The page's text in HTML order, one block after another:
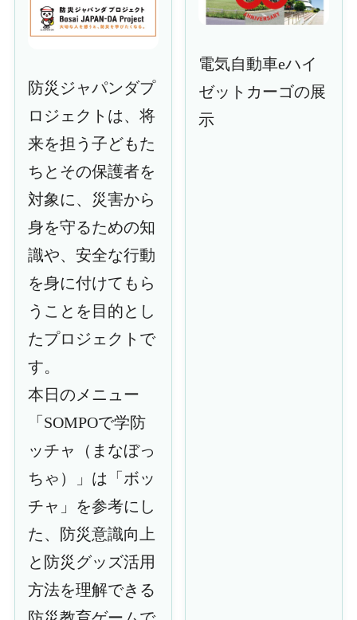
防災ジャパンダプ
ロジェクトは、将
来を担う子どもた
ちとその保護者を
対象に、災害から
身を守るための知
識や、安全な行動
を身に付けてもら
うことを目的とし
たプロジェクトで
す。
本日のメニュー
「SOMPOで学防
ッチャ（まなぼっ
ちゃ）」は「ボッ
チャ」を参考にし
た、防災意識向上
と防災グッズ活用
方法を理解できる
電気自動車eハイ
ゼットカーゴの展
示